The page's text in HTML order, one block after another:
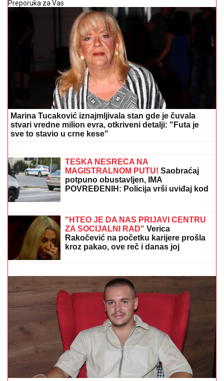
Preporuka za Vas
Marina Tucaković iznajmljivala stan gde je čuvala
stvari vredne milion evra, otkriveni detalji: "Futa je
sve to stavio u crne kese"
bujnim grudima! Nataša Rodić
servirala dekolte kao na tacni (FOTO)
potpuno obustavljen, IMA
POVREĐENIH: Policija vrši uviđaj kod
Stoca
ZEMLjOTRES U VOJSCI SAD! Još jedan američki
general u Evropi HITNO SMENjEN – Pentagon
povukao drastičan potez usred tenzija!